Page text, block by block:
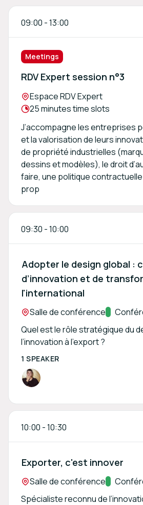
09:00 -13:00
Meetings
RDV Expert session n°3
Location:
Espace RDV Expert
Meeting duration:
25 minutes time slots
J’accompagne les entreprises
et la valorisation de leurs
de propriété industrielles
dessins et modèles), le droit
faire, une politique contractuelle
prop
09:30 -10:00
Adopter le design global :
d’innovation et de
l'international
Location:
Salle de conférenceTrack:
Quel est le rôle stratégique du
l’innovation à l’export ?
1 SPEAKER
10:00 -10:30
Exporter, c'est innover
Location:
Salle de conférenceTrack:
Spécialiste reconnu de